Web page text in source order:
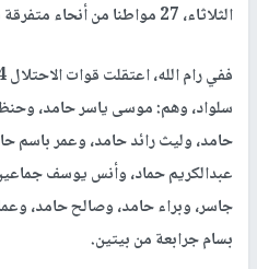
الثلاثاء، 27 مواطنا من أنحاء متفرقة في الضفة الغربية.
سلواد، وهم: موسى ياسر حامد،
حامد، وليث رائد حامد، وعمر باسم
عبدالكريم حماد، وأنس يوسف
جاسر، وبراء حامد، وصالح حامد،
بسام جرابعة من بيتين.